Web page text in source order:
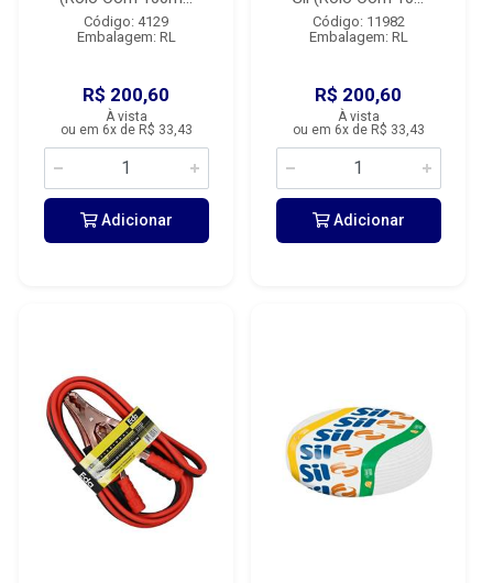
Código: 4129
Embalagem: RL
R$ 200,60
À vista
ou em 6x de R$ 33,43
Adicionar
Código: 11982
Embalagem: RL
R$ 200,60
À vista
ou em 6x de R$ 33,43
Adicionar